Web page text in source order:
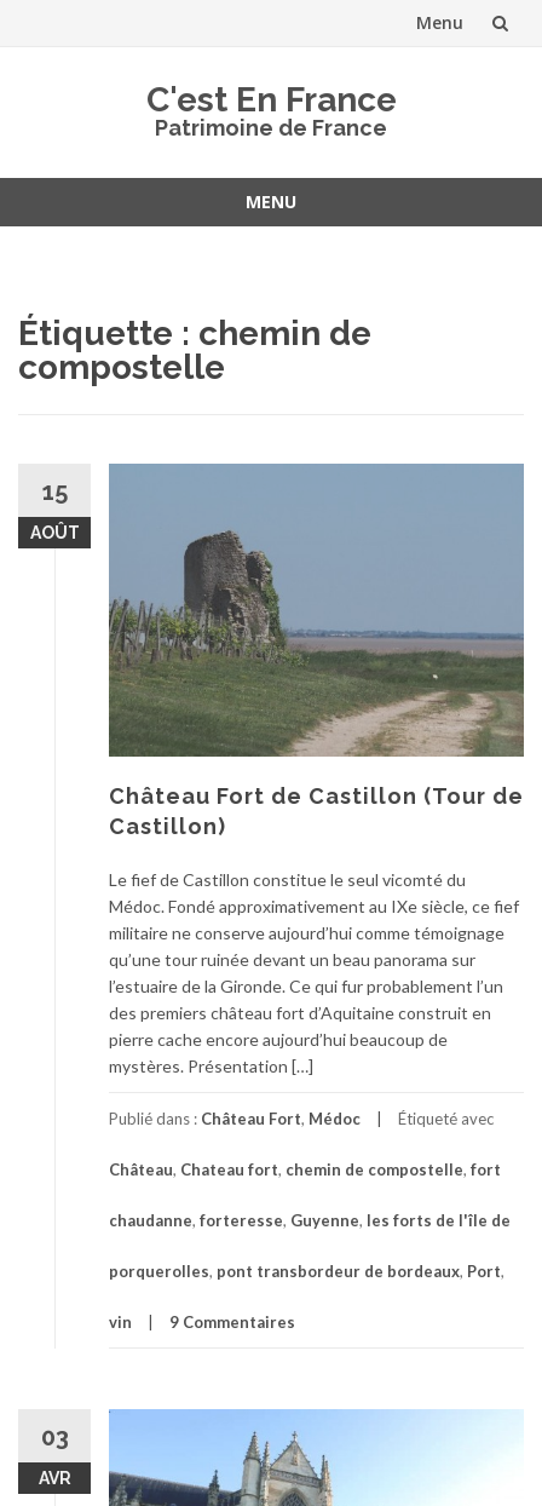
Menu
C'est En France
Patrimoine de France
MENU
Étiquette : chemin de
compostelle
15
AOÛT
Château Fort de Castillon (Tour de
Castillon)
Le fief de Castillon constitue le seul vicomté du
Médoc. Fondé approximativement au IXe siècle, ce fief
militaire ne conserve aujourd’hui comme témoignage
qu’une tour ruinée devant un beau panorama sur
l’estuaire de la Gironde. Ce qui fur probablement l’un
des premiers château fort d’Aquitaine construit en
pierre cache encore aujourd’hui beaucoup de
mystères. Présentation […]
Publié dans : Château Fort, Médoc Étiqueté avec
Château, Chateau fort, chemin de compostelle, fort
chaudanne, forteresse, Guyenne, les forts de l'île de
porquerolles, pont transbordeur de bordeaux, Port,
vin 9 Commentaires
03
AVR